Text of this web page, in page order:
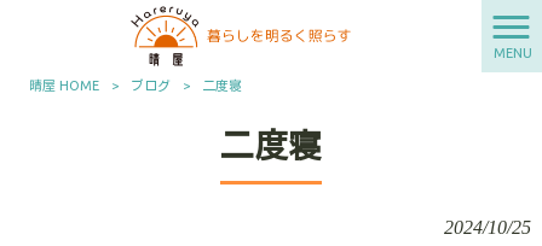
MENU
晴屋 HOME > ブログ > 二度寝
二度寝
2024/10/25